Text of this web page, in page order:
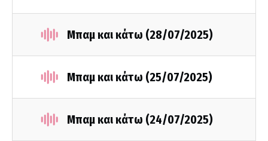
Μπαμ και κάτω (28/07/2025)
Μπαμ και κάτω (25/07/2025)
Μπαμ και κάτω (24/07/2025)